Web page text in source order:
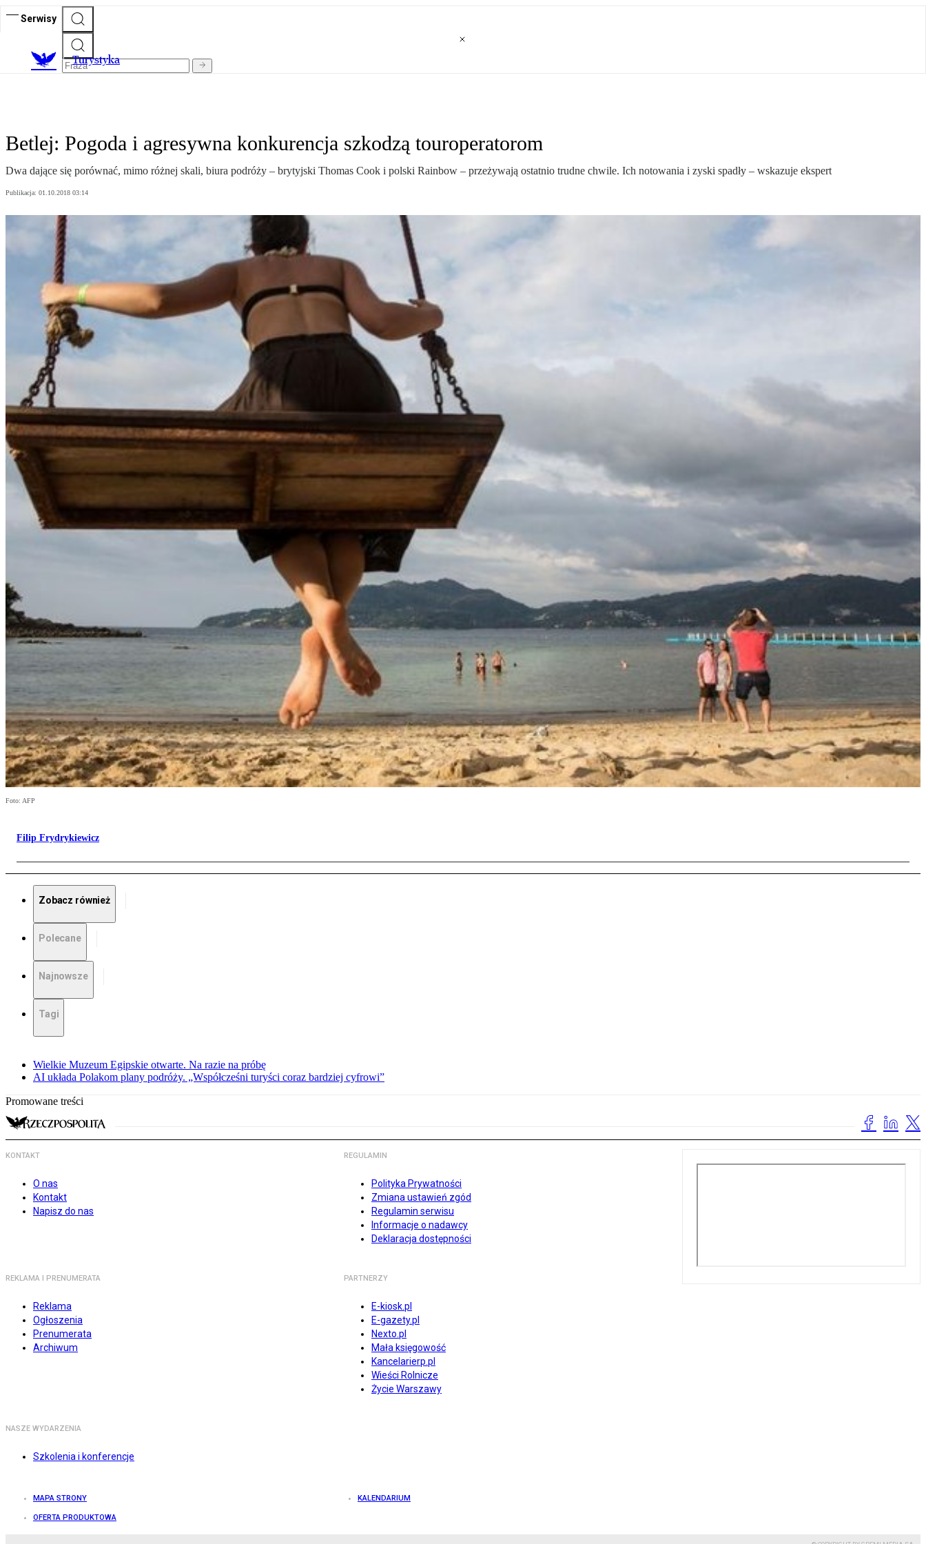
Serwisy
Turystyka
Betlej: Pogoda i agresywna konkurencja szkodzą touroperatorom
Dwa dające się porównać, mimo różnej skali, biura podróży – brytyjski Thomas Cook i polski Rainbow – przeżywają ostatnio trudne chwile. Ich notowania i zyski spadły – wskazuje ekspert
Publikacja: 01.10.2018 03:14
Foto: AFP
Filip Frydrykiewicz
Zobacz również
Polecane
Najnowsze
Tagi
Wielkie Muzeum Egipskie otwarte. Na razie na próbę
AI układa Polakom plany podróży. „Współcześni turyści coraz bardziej cyfrowi”
Promowane treści
KONTAKT
O nas
Kontakt
Napisz do nas
REGULAMIN
Polityka Prywatności
Zmiana ustawień zgód
Regulamin serwisu
Informacje o nadawcy
Deklaracja dostępności
REKLAMA I PRENUMERATA
Reklama
Ogłoszenia
Prenumerata
Archiwum
PARTNERZY
E-kiosk.pl
E-gazety.pl
Nexto.pl
Mała księgowość
Kancelarierp.pl
Wieści Rolnicze
Życie Warszawy
NASZE WYDARZENIA
Szkolenia i konferencje
MAPA STRONY KALENDARIUM
OFERTA PRODUKTOWA